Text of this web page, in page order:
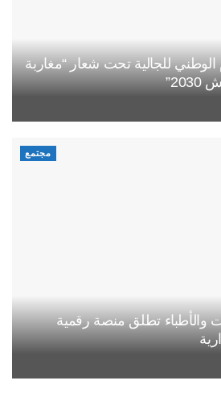
الوطني للجالية تحت شعار “مغاربة
مجتمع
والأطباء تطلق منصة رقمية